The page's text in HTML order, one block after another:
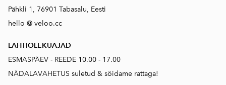
Pähkli 1, 76901 Tabasalu, Eesti
hello @ veloo.cc
LAHTIOLEKUAJAD
ESMASPÄEV - REEDE 10.00 - 17.00
NÄDALAVAHETUS suletud & söidame rattaga!